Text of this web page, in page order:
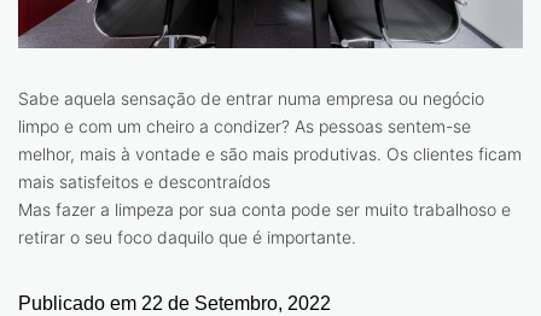
Sabe aquela sensação de entrar numa empresa ou negócio
limpo e com um cheiro a condizer? As pessoas sentem-se
melhor, mais à vontade e são mais produtivas. Os clientes ficam
mais satisfeitos e descontraídos
Mas fazer a limpeza por sua conta pode ser muito trabalhoso e
retirar o seu foco daquilo que é importante.
Publicado em 22 de Setembro, 2022